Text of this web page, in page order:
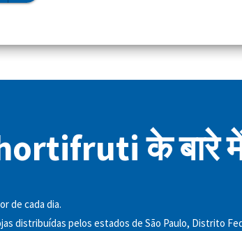
के बारे
de cada dia.
distribuídas pelos estados de São Paulo, Distrito